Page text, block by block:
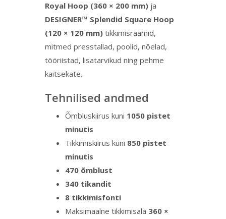
Royal Hoop (360 × 200 mm) ja
DESIGNER™ Splendid Square Hoop
(120 × 120 mm) tikkimisraamid,
mitmed presstallad, poolid, nõelad,
tööriistad, lisatarvikud ning pehme
kaitsekate.
Tehnilised andmed
Õmbluskiirus kuni 1050 pistet
minutis
Tikkimiskiirus kuni 850 pistet
minutis
470 õmblust
340 tikandit
8 tikkimisfonti
Maksimaalne tikkimisala 360 ×